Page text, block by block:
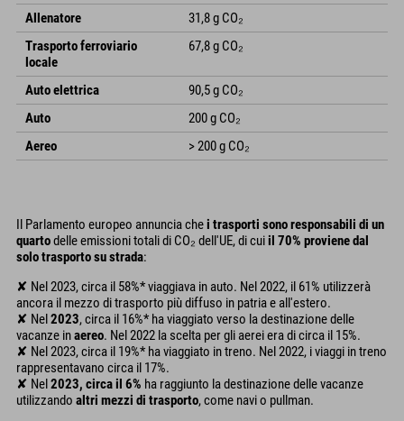
Allenatore
31,8 g CO₂
Trasporto ferroviario
locale
67,8 g CO₂
Auto elettrica
90,5 g CO₂
Auto
200 g CO₂
Aereo
> 200 g CO₂
Il Parlamento europeo annuncia chei trasporti sono responsabili di un
quartodelle emissioni totali di CO₂ dell'UE, di cuiil 70% proviene dal
solo trasporto su strada:
✘ Nel 2023, circa il 58%* viaggiava in auto. Nel 2022, il 61% utilizzerà
ancora il mezzo di trasporto più diffuso in patria e all'estero.
✘ Nel2023, circa il 16%* ha viaggiato verso la destinazione delle
vacanze inaereo. Nel 2022 la scelta per gli aerei era di circa il 15%.
✘ Nel 2023, circa il 19%* ha viaggiato in treno. Nel 2022, i viaggi in treno
rappresentavano circa il 17%.
✘ Nel2023, circa il 6% ha raggiunto la destinazione delle vacanze
utilizzando altri mezzi di trasporto, come navi o pullman.